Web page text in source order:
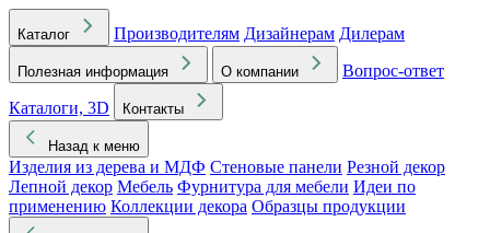
Каталог Производителям Дизайнерам Дилерам
Полезная информация О компании
Вопрос-ответ
Каталоги, 3D
Контакты
Назад к меню
Изделия из дерева и МДФ Стеновые панели Резной декор
Лепной декор Мебель Фурнитура для мебели Идеи по
применению Коллекции декора Образцы продукции